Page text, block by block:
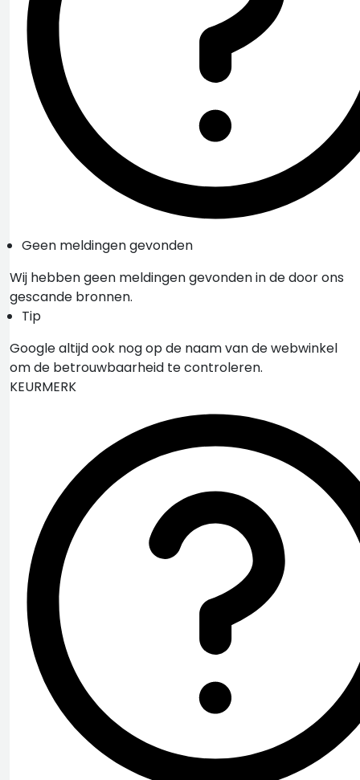
Geen meldingen gevonden
Wij hebben geen meldingen gevonden in de door ons
gescande bronnen.
Tip
Google altijd ook nog op de naam van de webwinkel
om de betrouwbaarheid te controleren.
KEURMERK